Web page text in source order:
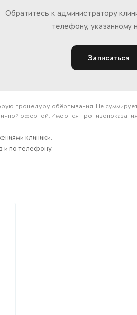
Обратитесь к администратору
телефону, указанному
Записаться
процедуру обёртывания. Не
офертой. Имеются
клиники.
и по телефону.